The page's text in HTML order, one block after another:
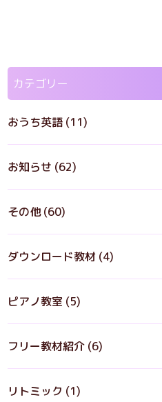
カテゴリー
おうち英語 (11)
お知らせ (62)
その他 (60)
ダウンロード教材 (4)
ピアノ教室 (5)
フリー教材紹介 (6)
リトミック (1)